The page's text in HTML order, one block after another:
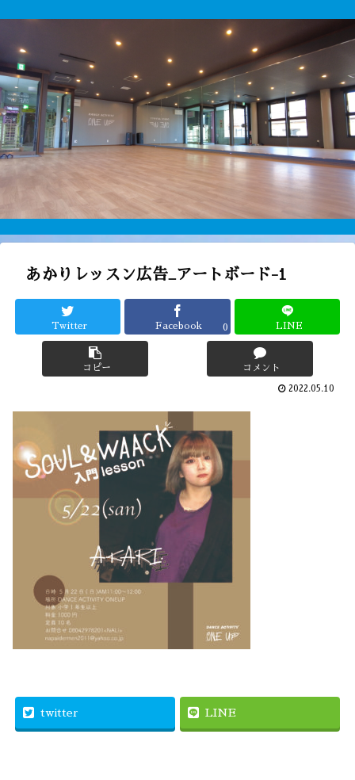
あかりレッスン広告_アートボード-1
Twitter Facebook 0 LINE
コピー コメント
2022.05.10
twitter LINE